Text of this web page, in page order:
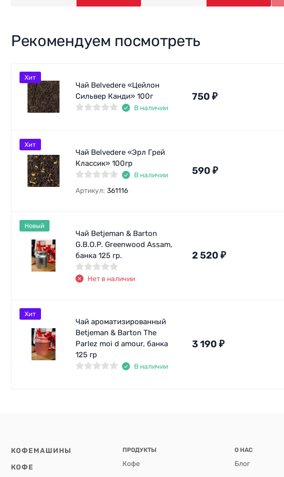
Рекомендуем посмотреть
Чай Belvedere «Цейлон
Сильвер Канди» 100г
В наличии
750 ₽
Хит
Чай Belvedere «Эрл Грей
Классик» 100гр
В наличии
Артикул: 361116
590 ₽
Хит
Чай Вetjeman & Barton
G.B.O.P. Greenwood Assam,
банка 125 гр.
Нет в наличии
2 520 ₽
Новый
Чай ароматизированный
Betjeman & Barton The
Parlez moi d amour, банка
125 гр
В наличии
3 190 ₽
Хит
КОФЕМАШИНЫ
КОФЕ
ПРОДУКТЫ
Кофе
О НАС
Блог